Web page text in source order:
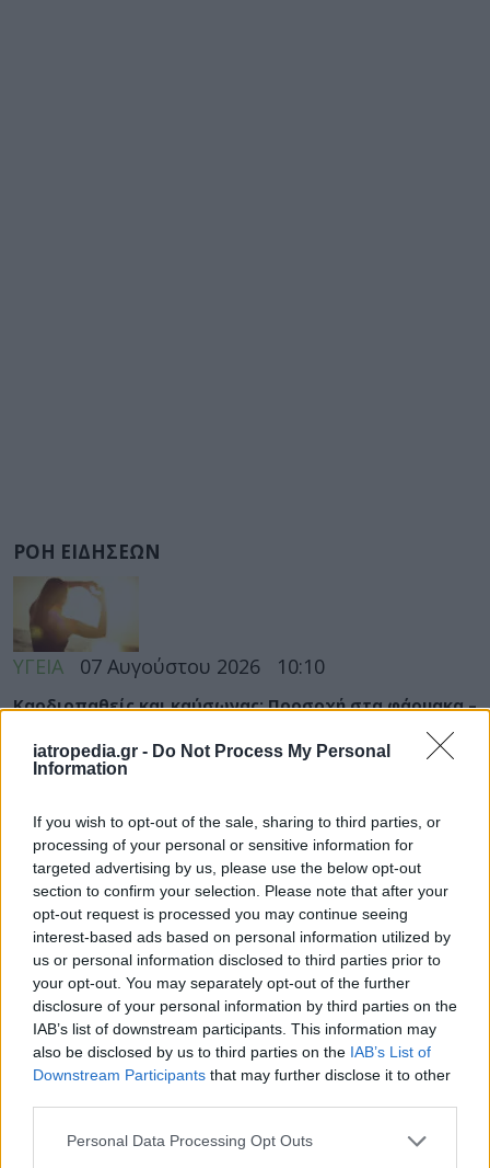
iatropedia.gr - Do Not Process My Personal
Information
If you wish to opt-out of the sale, sharing to third parties, or
processing of your personal or sensitive information for
targeted advertising by us, please use the below opt-out
section to confirm your selection. Please note that after your
opt-out request is processed you may continue seeing
interest-based ads based on personal information utilized by
us or personal information disclosed to third parties prior to
your opt-out. You may separately opt-out of the further
disclosure of your personal information by third parties on the
IAB’s list of downstream participants. This information may
also be disclosed by us to third parties on the IAB’s List of
Downstream Participants that may further disclose it to other
Personal Data Processing Opt Outs
ΡΟΗ ΕΙΔΗΣΕΩΝ
ΥΓΕΙΑ 07 Αυγούστου 2026 10:10
Καρδιοπαθείς και καύσωνας: Προσοχή στα φάρμακα –
ΕΙΔΗΣΕΙΣ 07 Αυγούστου 2026 09:20
Γιατροί προσπαθούν να προστατεύσουν ασθενή την
ώρα του σεισμού στο χειρουργείο – Συγκλονιστικό
βίντεο από την Ιαπωνία
ΔΙΑΤΡΟΦΗ 07 Αυγούστου 2026 08:45
Διατροφολόγοι: Γιατί να πείτε όχι στις δίαιτες του